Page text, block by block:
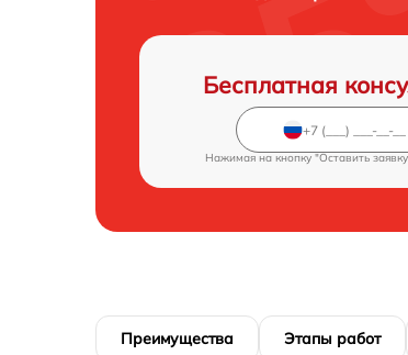
Бесплатная
Нажимая на кнопку "Оставить
Преимущества Этапы работ